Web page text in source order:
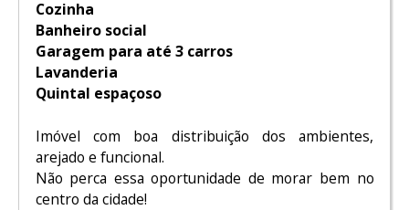
Cozinha
Banheiro social
Garagem para até 3 carros
Lavanderia
Quintal espaçoso
Imóvel com boa distribuição dos ambientes,
arejado e funcional.
Não perca essa oportunidade de morar bem no
centro da cidade!